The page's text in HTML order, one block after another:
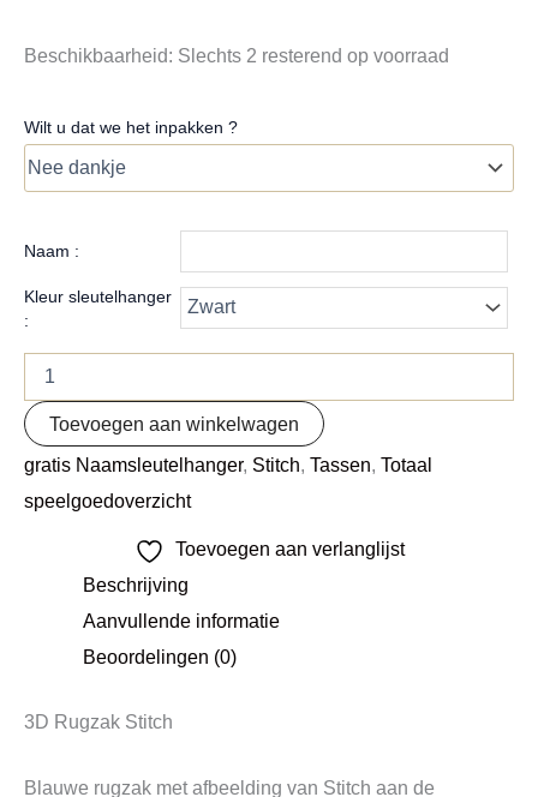
Beschikbaarheid: Slechts 2 resterend op voorraad
Wilt u dat we het inpakken ?
Naam :
Kleur sleutelhanger
:
Toevoegen aan winkelwagen
gratis Naamsleutelhanger, Stitch Tassen Totaal
speelgoedoverzicht
Toevoegen aan verlanglijst
Beschrijving
Aanvullende informatie
Beoordelingen (0)
3D Rugzak Stitch
Blauwe rugzak met afbeelding van Stitch aan de